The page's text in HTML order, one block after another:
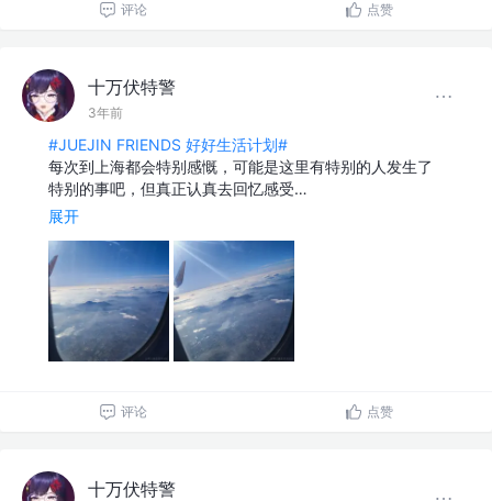
评论 点赞
十万伏特警
3年前
#JUEJIN FRIENDS 好好生活计划#
每次到上海都会特别感慨，可能是这里有特别的人发生了
特别的事吧，但真正认真去回忆感受…
展开
评论 点赞
十万伏特警